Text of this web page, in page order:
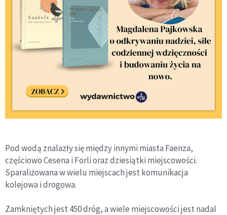
Pod wodą znalazły się między innymi miasta Faenza,
częściowo Cesena i Forli oraz dziesiątki miejscowości.
Sparaliżowana w wielu miejscach jest komunikacja
kolejowa i drogowa.
Zamkniętych jest 450 dróg, a wiele miejscowości jest nadal